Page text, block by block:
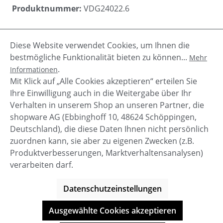
Produktnummer: VDG24022.6
Beschreibung
Vanzetti Damen Gürtel aus hochwertigem
Glattleder. Die elegante Goldschnalle macht den
Gürtel zu einem besonderen Accessoire…Mehr
Service-Hotline
Informationen
Diese Website verwendet Cookies, um Ihnen die
bestmögliche Funktionalität bieten zu können... Mehr
Informationen.
Mit Klick auf „Alle Cookies akzeptieren“ erteilen Sie
Ihre Einwilligung auch in die Weitergabe über Ihr
Verhalten in unserem Shop an unseren Partner, die
shopware AG (Ebbinghoff 10, 48624 Schöppingen,
Deutschland), die diese Daten Ihnen nicht persönlich
zuordnen kann, sie aber zu eigenen Zwecken (z.B.
Produktverbesserungen, Marktverhaltensanalysen)
verarbeiten darf.
Datenschutzeinstellungen
Ausgewählte Cookies akzeptieren